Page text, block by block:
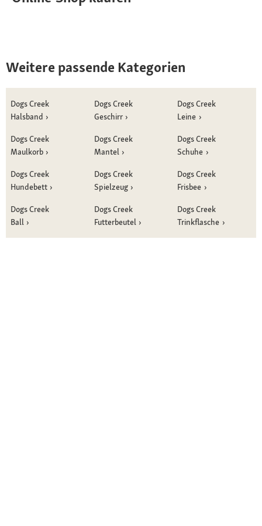
Weitere passende Kategorien
Dogs Creek
Halsband
Dogs Creek
Geschirr
Dogs Creek
Leine
Dogs Creek
Maulkorb
Dogs Creek
Mantel
Dogs Creek
Schuhe
Dogs Creek
Hundebett
Dogs Creek
Spielzeug
Dogs Creek
Frisbee
Dogs Creek
Ball
Dogs Creek
Futterbeutel
Dogs Creek
Trinkflasche